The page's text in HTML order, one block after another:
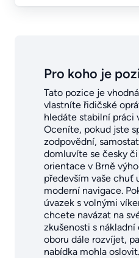
Pro koho je
Tato pozice je
vlastníte řidičské
hledáte stabilní práci
Oceníte, pokud jste
zodpovědní,
domluvíte se česky
orientace v Brně
především vaše chuť
moderní navigace.
úvazek s volnými
chcete navázat na
zkušenosti s nákladní
oboru dále rozvíjet,
nabídka mohla oslovit.